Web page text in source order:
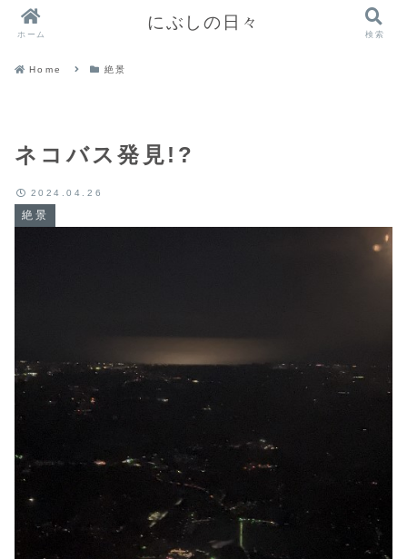
Home 絶景
ネコバス発見!?
絶景
2024.04.26
ホーム
にぶしの日々
検索